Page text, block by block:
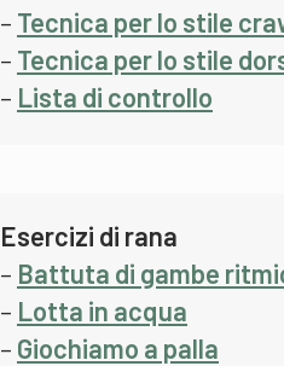
– Tecnica per lo stile
– Tecnica per lo stile
– Lista di controllo
Esercizi di rana
– Battuta di gambe
– Lotta in acqua
– Giochiamo a palla